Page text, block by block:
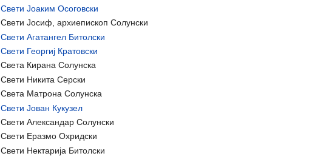
Свети Јоаким Осоговски
Свети Јосиф, архиепископ Солунски
Свети Агатангел Битолски
Свети Георгиј Кратовски
Света Кирана Солунска
Свети Никита Серски
Света Матрона Солунска
Свети Јован Кукузел
Свети Александар Солунски
Свети Еразмо Охридски
Свети Нектарија Битолски